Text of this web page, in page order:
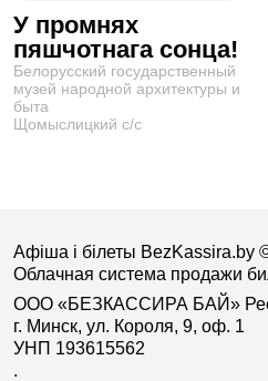
У промнях
пяшчотнага сонца!
Белорусский государственный
музей народной архитектуры и
быта
Щомыслицкий с/с
Афіша і білеты BezKassira.by
Облачная система продажи
ООО «БЕЗКАССИРА БАЙ»
г. Минск, ул. Короля, 9, оф. 1
УНП 193615562
.